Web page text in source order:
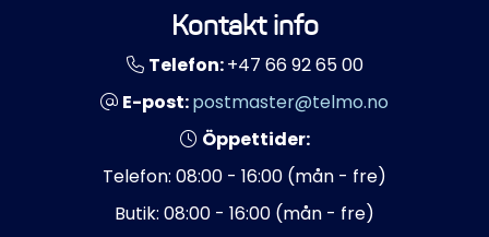
Kontakt info
Telefon:+47 66 92 65 00
E-post:postmaster@telmo.no
Öppettider:
Telefon: 08:00 - 16:00 (mån - fre)
Butik: 08:00 - 16:00 (mån - fre)